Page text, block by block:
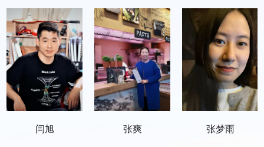
闫旭 张爽 张梦雨